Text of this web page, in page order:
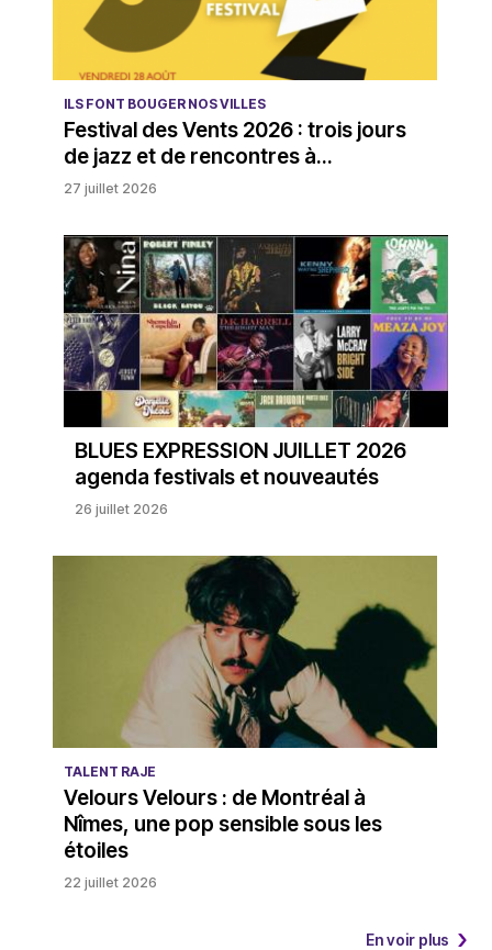
ILS FONT BOUGER NOS VILLES
Festival des Vents 2026 : trois jours
de jazz et de rencontres à...
27 juillet 2026
BLUES EXPRESSION JUILLET 2026
agenda festivals et nouveautés
26 juillet 2026
TALENT RAJE
Velours Velours : de Montréal à
Nîmes, une pop sensible sous les
étoiles
22 juillet 2026
En voir plus